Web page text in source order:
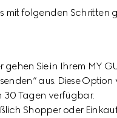
mit folgenden Schritten
Sie in Ihrem MY
aus. Diese
30 Tagen verfügbar.
Shopper oder